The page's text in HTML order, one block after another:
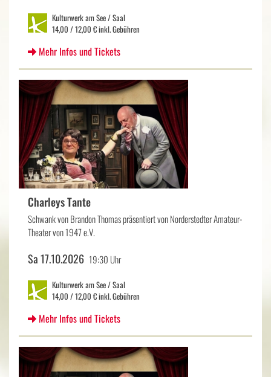
Kulturwerk am See / Saal
14,00 / 12,00 € inkl. Gebühren
Mehr Infos und Tickets
Charleys Tante
Schwank von Brandon Thomas präsentiert von Norderstedter Amateur-
Theater von 1947 e.V.
Sa 17.10.2026 19:30 Uhr
Kulturwerk am See / Saal
14,00 / 12,00 € inkl. Gebühren
Mehr Infos und Tickets